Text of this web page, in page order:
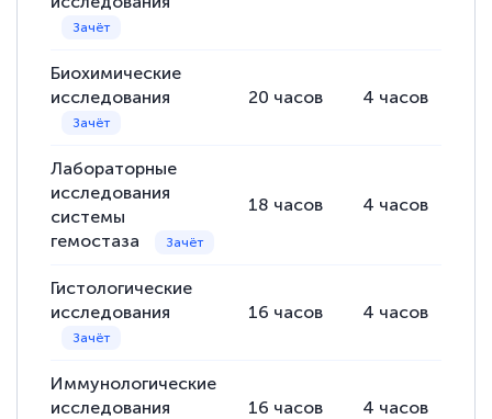
Биохимические
исследования
20 часов 4 часов
Лабораторные
исследования
системы
гемостаза
18 часов 4 часов
Гистологические
исследования
16 часов 4 часов
Иммунологические
исследования
16 часов 4 часов